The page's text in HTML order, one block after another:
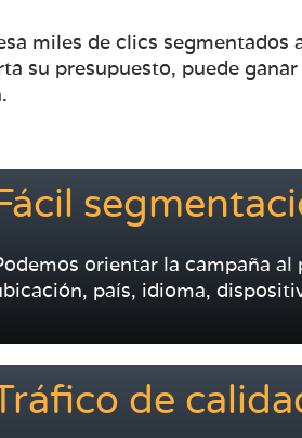
miles de clics segmentados
su presupuesto, puede ganar
orientar la campaña
país, idioma,
de